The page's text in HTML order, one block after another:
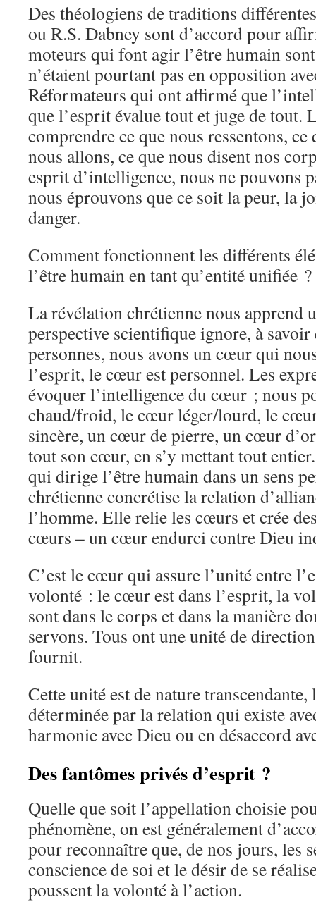
Des théologiens de traditions
ou R.S. Dabney sont d’accord pour
moteurs qui font agir l’être humain
n’étaient pourtant pas en opposition
Réformateurs qui ont affirmé que
que l’esprit évalue tout et juge de tout.
comprendre ce que nous ressentons,
nous allons, ce que nous disent nos
esprit d’intelligence, nous ne pouvons
nous éprouvons que ce soit la peur, la
danger.
Comment fonctionnent les différents
l’être humain en tant qu’entité unifiée ?
La révélation chrétienne nous apprend
perspective scientifique ignore, à savoir
personnes, nous avons un cœur qui
l’esprit, le cœur est personnel. Les
évoquer l’intelligence du cœur ; nous
chaud/froid, le cœur léger/lourd, le
sincère, un cœur de pierre, un cœur
tout son cœur, en s’y mettant tout
qui dirige l’être humain dans un sens
chrétienne concrétise la relation
l’homme. Elle relie les cœurs et crée
cœurs – un cœur endurci contre Dieu
C’est le cœur qui assure l’unité entre
volonté : le cœur est dans l’esprit, la
sont dans le corps et dans la manière
servons. Tous ont une unité de
fournit.
Cette unité est de nature transcendante,
déterminée par la relation qui existe
harmonie avec Dieu ou en désaccord
Des fantômes privés d’esprit ?
Quelle que soit l’appellation choisie
phénomène, on est généralement
pour reconnaître que, de nos jours, les
conscience de soi et le désir de se
poussent la volonté à l’action.